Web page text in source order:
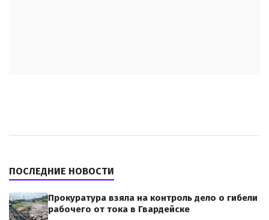
ПОСЛЕДНИЕ НОВОСТИ
Прокуратура взяла на контроль дело о гибели
рабочего от тока в Гвардейске